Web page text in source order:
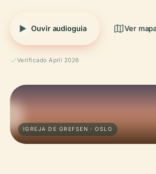
Ouvir audioguia Ver
Verificado April 2026
IGREJA DE GREFSEN · OSLO